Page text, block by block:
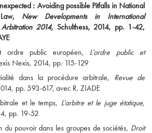
: Avoiding possible Pitfalls in National
New Developments in International
2014, Schulthess, 2014, pp. 1-42,
ordre public européen, L’ordre public et
Nexis, 2014, pp. 115-129
dans la procédure arbitrale, Revue de
pp. 593-617, avec R. ZIADE
et le temps, L’arbitre et le juge étatique,
pp. 19-52
du pouvoir dans les groupes de sociétés, Droit